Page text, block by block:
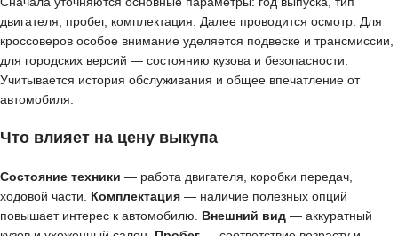
двигателя, пробег, комплектация. Далее проводится осмотр. Для
кроссоверов особое внимание уделяется подвеске и трансмиссии,
для городских версий — состоянию кузова и безопасности.
Учитывается история обслуживания и общее впечатление от
автомобиля.
Что влияет на цену выкупа
Состояние техники — работа двигателя, коробки передач,
ходовой части. Комплектация — наличие полезных опций
повышает интерес к автомобилю. Внешний вид — аккуратный